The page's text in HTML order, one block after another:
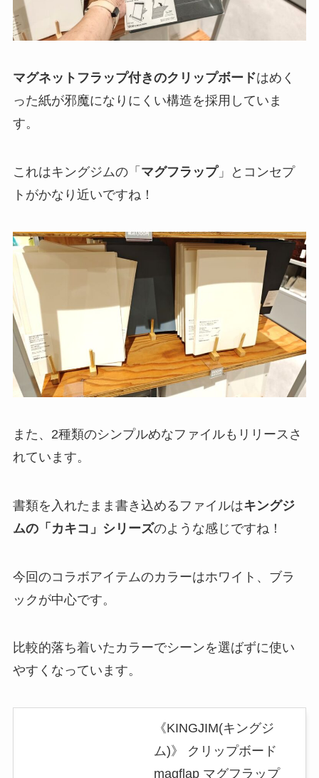
マグネットフラップ付きのクリップボードはめく
った紙が邪魔になりにくい構造を採用していま
す。
これはキングジムの「 マグフラップ」とコンセプ
トがかなり近いですね！
また、2種類のシンプルめなファイルもリリースさ
れています。
書類を入れたまま書き込めるファイルはキングジ
ムの「カキコ」シリーズのような感じですね！
今回のコラボアイテムのカラーはホワイト、ブラ
ックが中心です。
比較的落ち着いたカラーでシーンを選ばずに使い
やすくなっています。
《KINGJIM(キングジ
ム)》 クリップボード
magflap マグフラップ